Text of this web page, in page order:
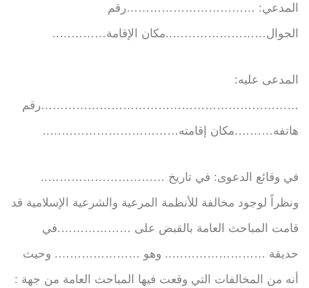
المدعي: ……………………………رقم
الجوال……………………..مكان الإقامة…………..
المدعى عليه:
…………………………………………………………رقم
هاتفه……….مكان إقامته……………………………..
في وقائع الدعوى: في تاريخ …………………………..
ونظراً لوجود مخالفة للأنظمة المرعية والشرعية الإسلامية قد
قامت المباحث العامة بالقبض على ……………….في
حديقة …………………….. وهو …………………. وحيث
أنه من المخالفات التي وقعت فيها المباحث العامة من جهة :